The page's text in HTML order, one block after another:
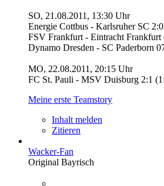
SO, 21.08.2011, 13:30 Uhr
Energie Cottbus - Karlsruher SC
FSV Frankfurt - Eintracht Frankfurt
Dynamo Dresden - SC Paderborn
MO, 22.08.2011, 20:15 Uhr
FC St. Pauli - MSV Duisburg 2:1
Meine erste Teamstory
Inhalt melden
Zitieren
Wacker-Fan
Original Bayrisch